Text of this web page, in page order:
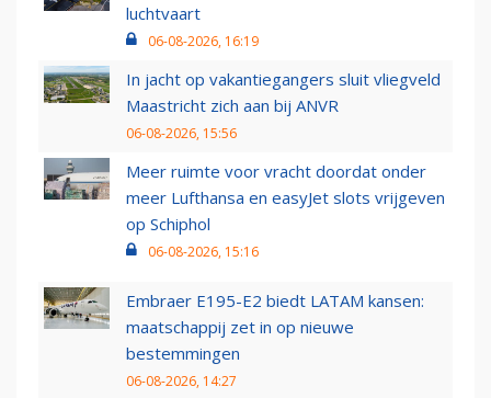
luchtvaart
06-08-2026, 16:19
In jacht op vakantiegangers sluit vliegveld
Maastricht zich aan bij ANVR
06-08-2026, 15:56
Meer ruimte voor vracht doordat onder
meer Lufthansa en easyJet slots vrijgeven
op Schiphol
06-08-2026, 15:16
Embraer E195-E2 biedt LATAM kansen:
maatschappij zet in op nieuwe
bestemmingen
06-08-2026, 14:27